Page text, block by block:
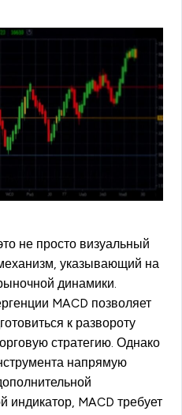
не просто визуальный
указывающий на
динамики.
MACD позволяет
к развороту
стратегию. Однако
напрямую
индикатор, MACD требует